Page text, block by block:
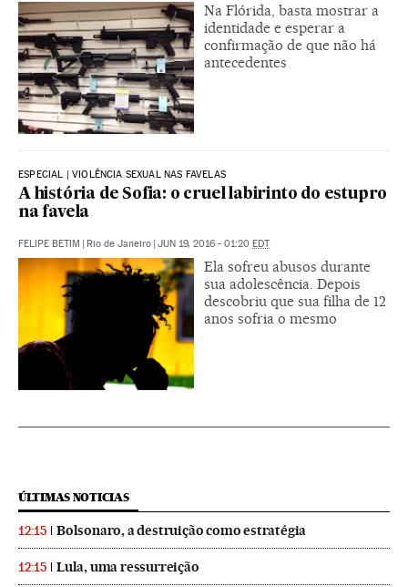
Na Flórida, basta mostrar a
identidade e esperar a
confirmação de que não há
antecedentes
ESPECIAL | VIOLÊNCIA SEXUAL NAS FAVELAS
A história de Sofia: o cruel labirinto do estupro
na favela
FELIPE BETIM | Rio de Janeiro | JUN 19, 2016 - 01:20 EDT
Ela sofreu abusos durante
sua adolescência. Depois
descobriu que sua filha de 12
anos sofria o mesmo
ÚLTIMAS NOTICIAS
12:15 Bolsonaro, a destruição como estratégia
12:15 Lula, uma ressurreição